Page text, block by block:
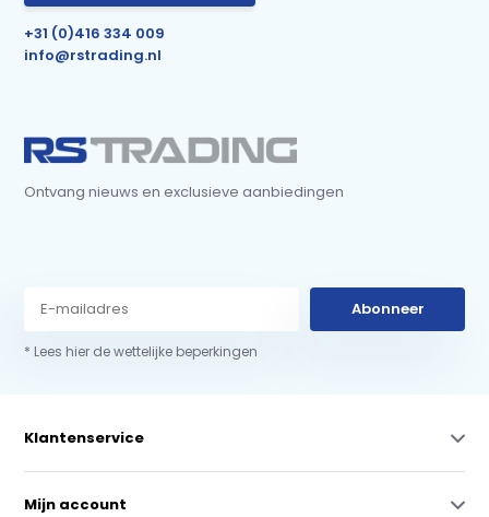
+31 (0)416 334 009
info@rstrading.nl
Ontvang nieuws en exclusieve aanbiedingen
Abonneer
* Lees hier de wettelijke beperkingen
Klantenservice
Mijn account